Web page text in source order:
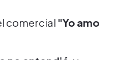
comercial "Yo amo